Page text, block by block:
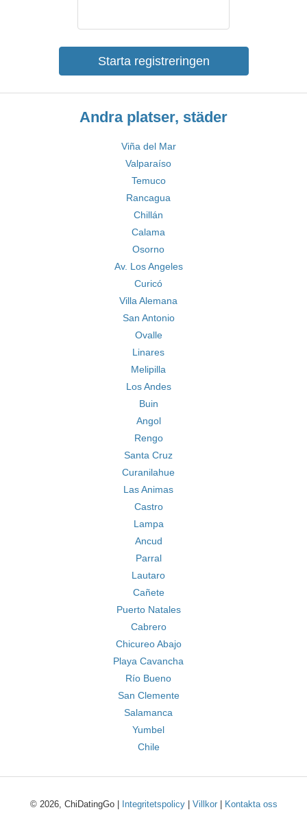
Starta registreringen
Andra platser, städer
Viña del Mar
Valparaíso
Temuco
Rancagua
Chillán
Calama
Osorno
Av. Los Angeles
Curicó
Villa Alemana
San Antonio
Ovalle
Linares
Melipilla
Los Andes
Buin
Angol
Rengo
Santa Cruz
Curanilahue
Las Animas
Castro
Lampa
Ancud
Parral
Lautaro
Cañete
Puerto Natales
Cabrero
Chicureo Abajo
Playa Cavancha
Río Bueno
San Clemente
Salamanca
Yumbel
Chile
© 2026, ChiDatingGo | Integritetspolicy| Villkor| Kontakta oss